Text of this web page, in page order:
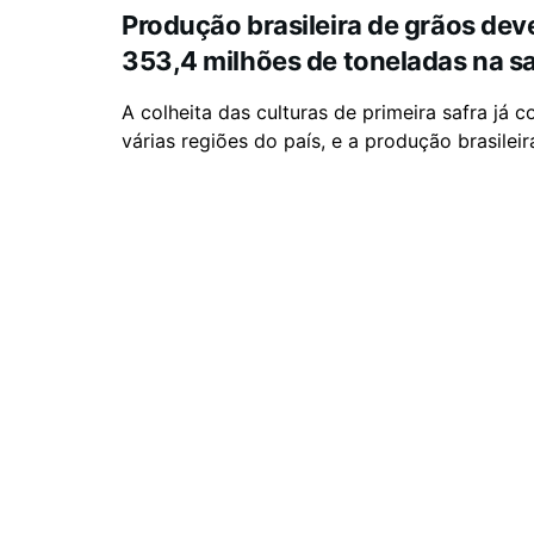
Produção brasileira de grãos
353,4 milhões de toneladas na
A colheita das culturas de primeira safra já
várias regiões do país, e a produção